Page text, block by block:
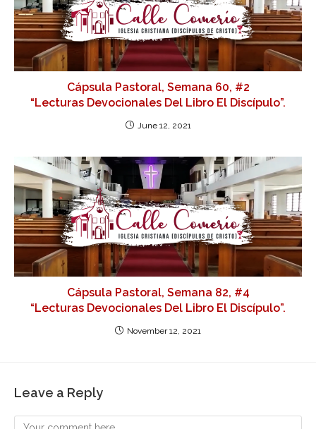
Cápsula Pastoral, Semana 60, #2
“Lecturas Devocionales Del Libro El Discípulo”.
June 12, 2021
Cápsula Pastoral, Semana 82, #4
“Lecturas Devocionales Del Libro El Discípulo”.
November 12, 2021
Leave a Reply